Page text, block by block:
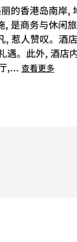
的香港岛南岸,
是商务与休闲
惹人赞叹。酒
。此外, 酒店
,... 查看更多